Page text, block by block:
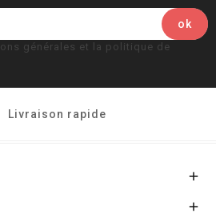
générales et la politique de
rapide

